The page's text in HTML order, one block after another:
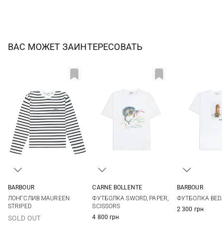
ВАС МОЖЕТ ЗАИНТЕРЕСОВАТЬ
BARBOUR
ЛОНГСЛИВ MAUREEN
STRIPED
SOLD OUT
CARNE BOLLENTE
ФУТБОЛКА SWORD, PAPER,
SCISSORS
4 800 грн
BARBOUR
ФУТБОЛКА
2 300 грн